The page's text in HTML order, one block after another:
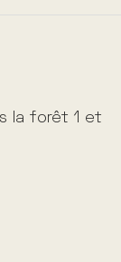
la forêt 1 et